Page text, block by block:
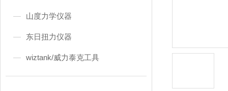
山度力学仪器
东日扭力仪器
wiztank/威力泰克工具